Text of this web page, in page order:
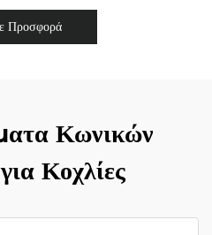
Προσφορά
Κωνικών
Κοχλίες